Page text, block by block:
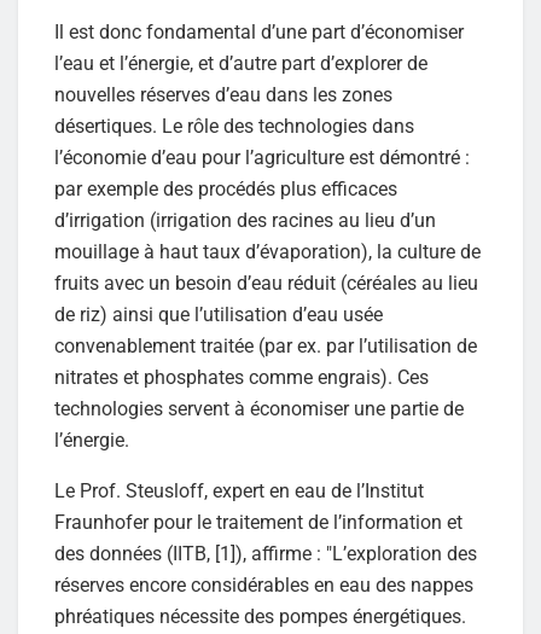
Il est donc fondamental d’une part d’économiser
l’eau et l’énergie, et d’autre part d’explorer de
nouvelles réserves d’eau dans les zones
désertiques. Le rôle des technologies dans
l’économie d’eau pour l’agriculture est démontré :
par exemple des procédés plus efficaces
d’irrigation (irrigation des racines au lieu d’un
mouillage à haut taux d’évaporation), la culture de
fruits avec un besoin d’eau réduit (céréales au lieu
de riz) ainsi que l’utilisation d’eau usée
convenablement traitée (par ex. par l’utilisation de
nitrates et phosphates comme engrais). Ces
technologies servent à économiser une partie de
l’énergie.
Le Prof. Steusloff, expert en eau de l’Institut
Fraunhofer pour le traitement de l’information et
des données (IITB, [1]), affirme : "L’exploration des
réserves encore considérables en eau des nappes
phréatiques nécessite des pompes énergétiques.